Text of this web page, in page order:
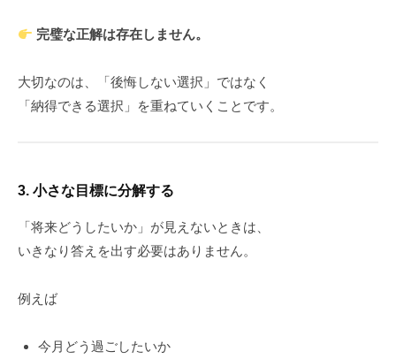
完璧な正解は存在しません。
大切なのは、「後悔しない選択」ではなく
「納得できる選択」を重ねていくことです。
3. 小さな目標に分解する
「将来どうしたいか」が見えないときは、
いきなり答えを出す必要はありません。
例えば
今月どう過ごしたいか